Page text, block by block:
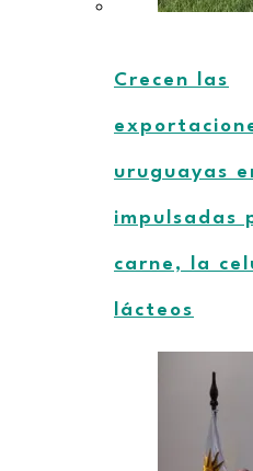
Crecen las
uruguayas
impulsadas
carne, la
lácteos